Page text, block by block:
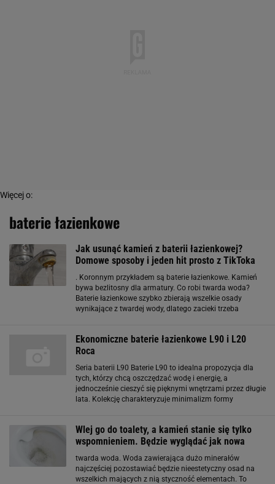
Więcej o:
baterie łazienkowe
Jak usunąć kamień z baterii łazienkowej?
Domowe sposoby i jeden hit prosto z TikToka
. Koronnym przykładem są baterie łazienkowe. Kamień
bywa bezlitosny dla armatury. Co robi twarda woda?
Baterie łazienkowe szybko zbierają wszelkie osady
wynikające z twardej wody, dlatego zacieki trzeba
Ekonomiczne baterie łazienkowe L90 i L20
Roca
Seria baterii L90 Baterie L90 to idealna propozycja dla
tych, którzy chcą oszczędzać wodę i energię, a
jednocześnie cieszyć się pięknymi wnętrzami przez długie
lata. Kolekcję charakteryzuje minimalizm formy
Wlej go do toalety, a kamień stanie się tylko
wspomnieniem. Będzie wyglądać jak nowa
twarda woda. Woda zawierająca dużo minerałów
najczęściej pozostawiać będzie nieestetyczny osad na
wszelkich mających z nią styczność elementach. To